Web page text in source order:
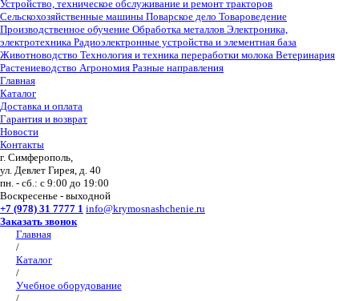
Устройство, техническое обслуживание и ремонт тракторов
Сельскохозяйственные машины Поварское дело Товароведение
Производственное обучение Обработка металлов Электроника,
электротехника Радиоэлектронные устройства и элементная база
Животноводство Технология и техника переработки молока Ветеринария
Растениеводство Агрономия Разные направления
Главная
Каталог
Доставка и оплата
Гарантия и возврат
Новости
Контакты
г. Симферополь,
ул. Девлет Гирея, д. 40
пн. - сб.: с 9:00 до 19:00
Воскресенье - выходной
+7 (978) 31 7777 1 info@krymosnashchenie.ru
Заказать звонок
Главная
/
Каталог
/
Учебное оборудование
/